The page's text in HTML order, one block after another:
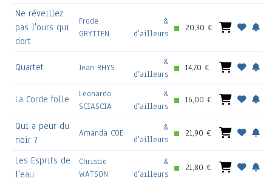
Ne réveillez
pas l'ours qui
dort
Frode
GRYTTEN
&
d'ailleurs
20,30 €
Quartet Jean RHYS
&
d'ailleurs
14,70 €
La Corde folle
Leonardo
SCIASCIA
&
d'ailleurs
16,00 €
Qui a peur du
noir ?
Amanda COE
&
d'ailleurs
21,90 €
Les Esprits de
l'eau
Christie
WATSON
&
d'ailleurs
21,80 €